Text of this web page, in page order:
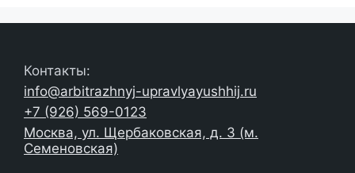
Контакты:
info@arbitrazhnyj-upravlyayushhij.ru
+7 (926) 569-0123
Москва, ул. Щербаковская, д. 3 (м.
Семеновская)